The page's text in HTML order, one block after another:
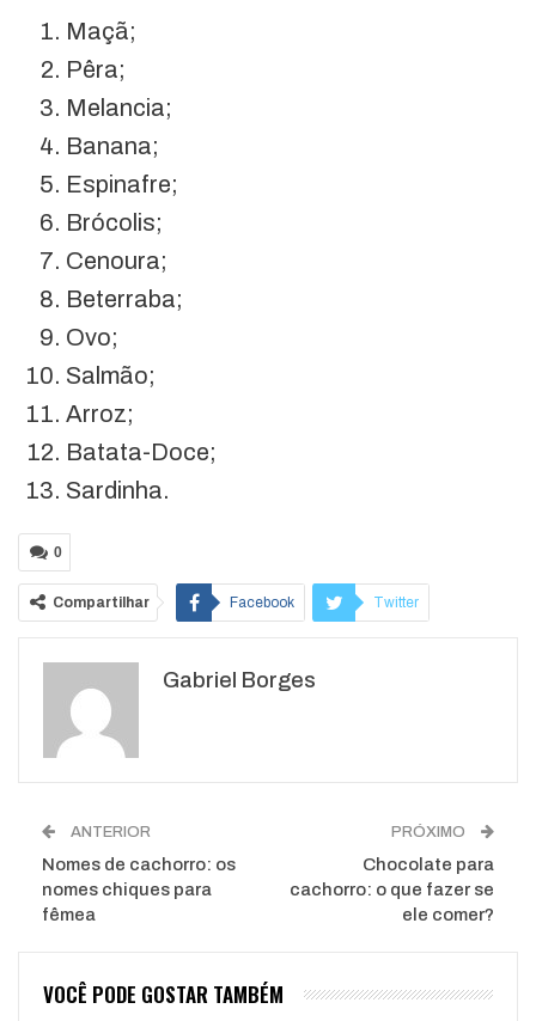
Maçã;
Pêra;
Melancia;
Banana;
Espinafre;
Brócolis;
Cenoura;
Beterraba;
Ovo;
Salmão;
Arroz;
Batata-Doce;
Sardinha.
0
Compartilhar Facebook Twitter
WhatsApp
Gabriel Borges
ANTERIOR
Nomes de cachorro: os
nomes chiques para
fêmea
PRÓXIMO
Chocolate para
cachorro: o que fazer se
ele comer?
VOCÊ PODE GOSTAR TAMBÉM